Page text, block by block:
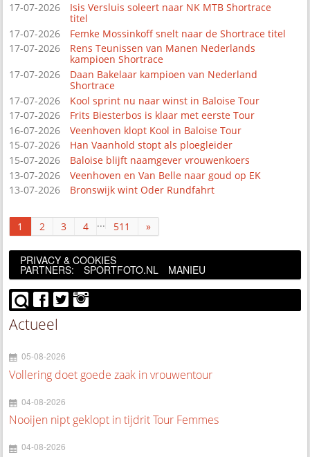
17-07-2026
Isis Versluis soleert naar NK MTB Shortrace
titel
17-07-2026
Femke Mossinkoff snelt naar de Shortrace titel
17-07-2026
Rens Teunissen van Manen Nederlands
kampioen Shortrace
17-07-2026
Daan Bakelaar kampioen van Nederland
Shortrace
17-07-2026
Kool sprint nu naar winst in Baloise Tour
17-07-2026
Frits Biesterbos is klaar met eerste Tour
16-07-2026
Veenhoven klopt Kool in Baloise Tour
15-07-2026
Han Vaanhold stopt als ploegleider
15-07-2026
Baloise blijft naamgever vrouwenkoers
13-07-2026
Veenhoven en Van Belle naar goud op EK
13-07-2026
Bronswijk wint Oder Rundfahrt
1 2 3 4 ... 511 »
PRIVACY & COOKIES
PARTNERS: SPORTFOTO.NL MANIEU
Actueel
05-08-2026
Vollering doet goede zaak in vrouwentour
04-08-2026
Nooijen nipt geklopt in tijdrit Tour Femmes
04-08-2026